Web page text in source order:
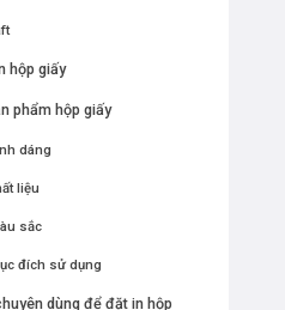
hộp giấy
phẩm hộp giấy
dáng
liệu
sắc
đích sử dụng
dùng để đặt in hộp